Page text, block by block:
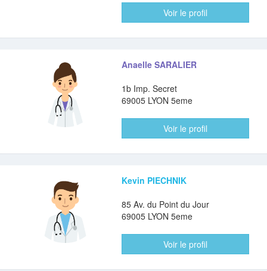
Voir le profil
Anaelle SARALIER
1b Imp. Secret
69005 LYON 5eme
Voir le profil
Kevin PIECHNIK
85 Av. du Point du Jour
69005 LYON 5eme
Voir le profil